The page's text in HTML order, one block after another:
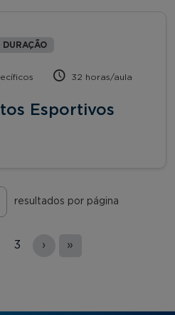
DURAÇÃO
32 horas/aula
Esportivos
resultados por página
3 › »